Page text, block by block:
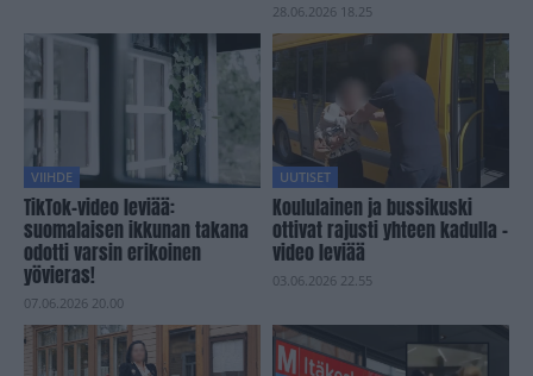
28.06.2026 18.25
VIIHDE
TikTok-video leviää:
suomalaisen ikkunan takana
odotti varsin erikoinen
yövieras!
07.06.2026 20.00
UUTISET
Koululainen ja bussikuski
ottivat rajusti yhteen kadulla –
video leviää
03.06.2026 22.55